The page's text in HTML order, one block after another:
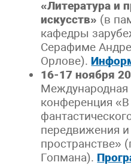
«Литература и
искусств» (в
кафедры
Серафиме
Орлове).
16-17 ноября
конференция
передвижения
пространстве»
Гопмана).